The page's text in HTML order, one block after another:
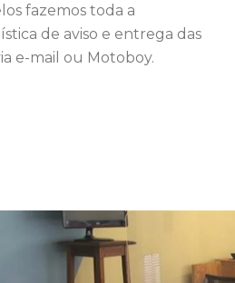
fazemos toda a
de aviso e entrega das
e-mail ou Motoboy.